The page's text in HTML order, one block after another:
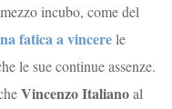
incubo, come del
fatica a vincerele
le sue continue assenze.
Vincenzo Italianoal